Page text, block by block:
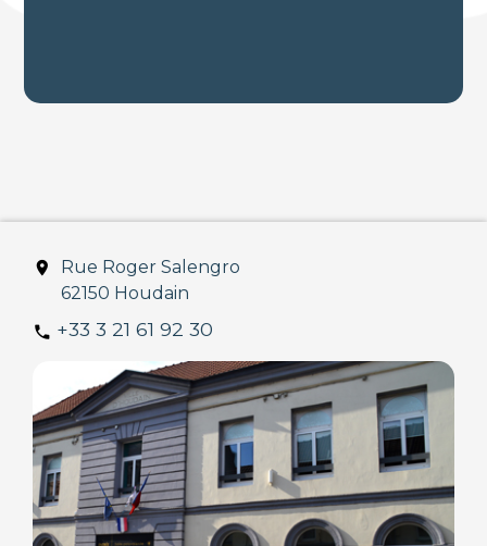
location_on
Rue Roger Salengro
62150 Houdain
phone +33 3 21 61 92 30